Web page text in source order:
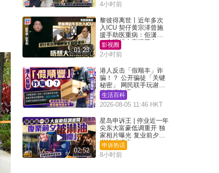
4小时前
01:23
黎彼得离世丨近年多次
入ICU 契仔黄宗泽曾施
援手助医重病：佢潇洒
一生唔想大家唔开心
影视圈
2小时前
港人反击「假顺丰」诈
骗！？ 公开骗徒「关键
秘密」 网民联手玩谢：
练习缅甸语
生活百科
2026-08-05 11:46 HKT
02:52
星岛申诉王 | 停业近一年
尖东大富豪低调重开 独
家相片曝光 复业前夕被
淋油「赠庆」
申诉热话
8小时前